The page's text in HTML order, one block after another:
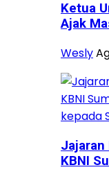
Ketua
Ajak
Wesly
Jajaran
KBNI